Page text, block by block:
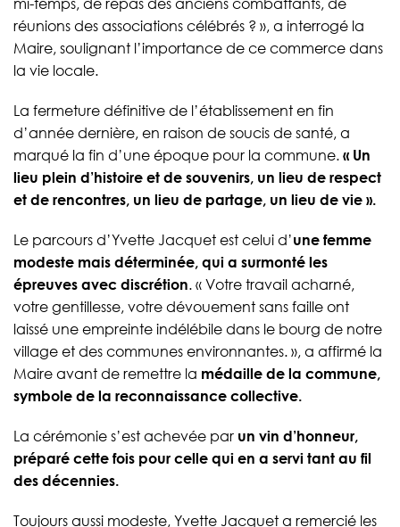
mi-temps, de repas des anciens combattants, de
réunions des associations célébrés ? », a interrogé la
Maire, soulignant l’importance de ce commerce dans
la vie locale.
La fermeture définitive de l’établissement en fin
d’année dernière, en raison de soucis de santé, a
marqué la fin d’une époque pour la commune. « Un
lieu plein d’histoire et de souvenirs, un lieu de respect
et de rencontres, un lieu de partage, un lieu de vie ».
Le parcours d’Yvette Jacquet est celui d’une femme
modeste mais déterminée, qui a surmonté les
épreuves avec discrétion. « Votre travail acharné,
votre gentillesse, votre dévouement sans faille ont
laissé une empreinte indélébile dans le bourg de notre
village et des communes environnantes. », a affirmé la
Maire avant de remettre la médaille de la commune,
symbole de la reconnaissance collective.
La cérémonie s’est achevée par un vin d’honneur,
préparé cette fois pour celle qui en a servi tant au fil
des décennies.
Toujours aussi modeste, Yvette Jacquet a remercié les